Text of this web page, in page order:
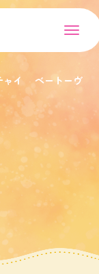
ャイ ベートーヴ